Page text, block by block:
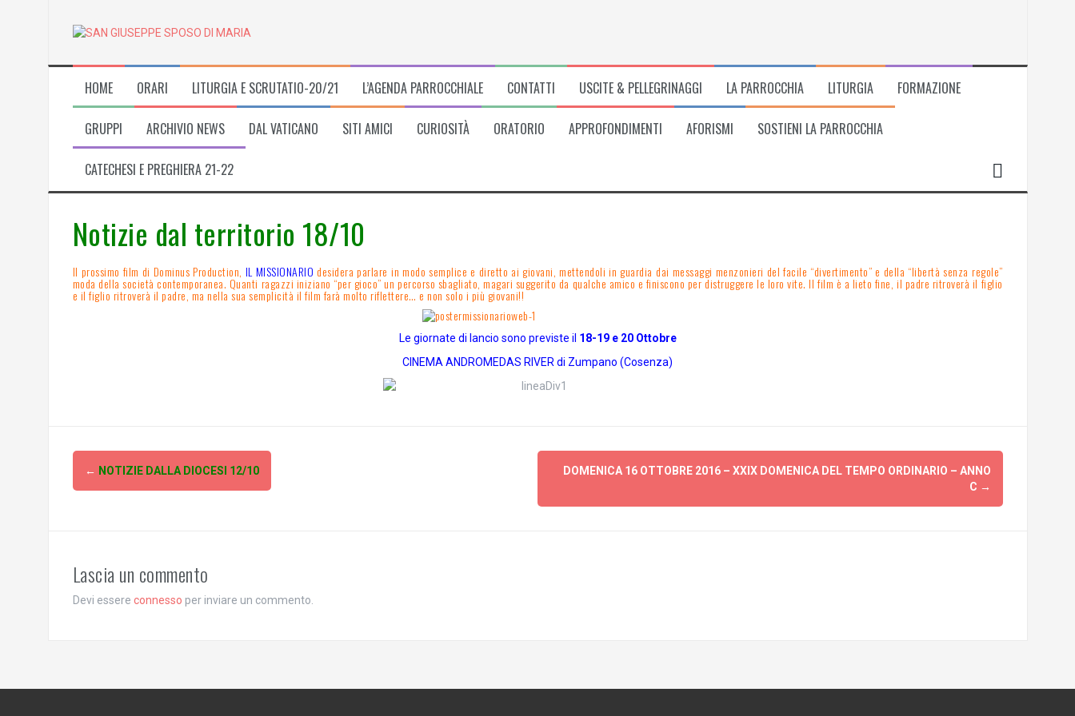
HOME ORARI LITURGIA E SCRUTATIO-20/21 L’AGENDA PARROCCHIALE CONTATTI USCITE & PELLEGRINAGGI LA PARROCCHIA LITURGIA FORMAZIONE
GRUPPI ARCHIVIO NEWS DAL VATICANO SITI AMICI CURIOSITÀ ORATORIO APPROFONDIMENTI AFORISMI SOSTIENI LA PARROCCHIA
CATECHESI E PREGHIERA 21-22
Notizie dal territorio 18/10
Il prossimo film di Dominus Production, IL MISSIONARIO desidera parlare in modo semplice e diretto ai giovani, mettendoli in guardia dai messaggi menzonieri del facile “divertimento” e della “libertà senza regole”
moda della società contemporanea. Quanti ragazzi iniziano “per gioco” un percorso sbagliato, magari suggerito da qualche amico e finiscono per distruggere le loro vite. Il film è a lieto fine, il padre ritroverà il figlio
e il figlio ritroverà il padre, ma nella sua semplicità il film farà molto riflettere… e non solo i più giovani!!
Le giornate di lancio sono previste il 18-19 e 20 Ottobre
CINEMA ANDROMEDAS RIVER di Zumpano (Cosenza)
Post
navigation
← NOTIZIE DALLA DIOCESI 12/10
DOMENICA 16 OTTOBRE 2016 – XXIX DOMENICA DEL TEMPO ORDINARIO – ANNO
C →
Lascia un commento
Devi essere connesso per inviare un commento.